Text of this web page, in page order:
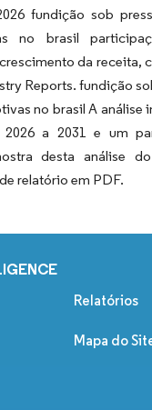
fundição sob
no brasil
da receita,
Reports. fundição
no brasil A análise
a 2031 e um
desta análise
relatório em PDF.
Relatórios
Mapa do